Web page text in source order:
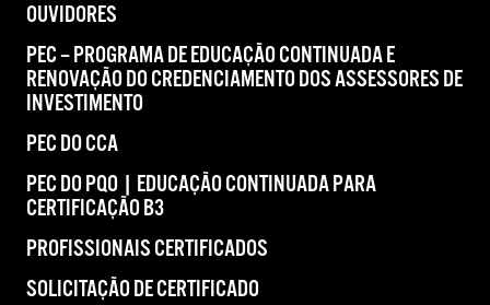
OUVIDORES
PEC – PROGRAMA DE EDUCAÇÃO CONTINUADA E
RENOVAÇÃO DO CREDENCIAMENTO DOS ASSESSORES DE
INVESTIMENTO
PEC DO CCA
PEC DO PQO | EDUCAÇÃO CONTINUADA PARA
CERTIFICAÇÃO B3
PROFISSIONAIS CERTIFICADOS
SOLICITAÇÃO DE CERTIFICADO